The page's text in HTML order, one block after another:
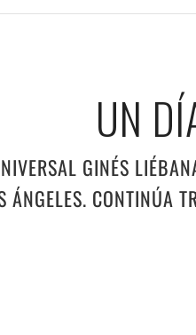
UN
GINÉS
ÁNGELES. CONTINÚA